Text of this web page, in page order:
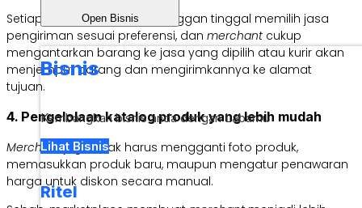
Open Bisnis
Bisnis
Kembangkan bisnis anda dengan Labamu
Lihat Bisnis
Ritel
Setiap terjadi transaksi, pelanggan tinggal memilih jasa
pengiriman sesuai preferensi, dan merchant cukup
mengantarkan barang ke jasa yang dipilih atau kurir akan
menjemput barang dan mengirimkannya ke alamat
tujuan.
4. Pengelolaan katalog produk yang lebih mudah
Merchantjuga tidak harus mengganti foto produk,
memasukkan produk baru, maupun mengatur penawaran
harga untuk diskon secara manual.